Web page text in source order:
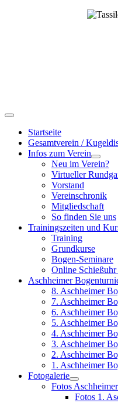
Startseite
Gesamtverein /
Infos zum Verein
Neu im Verein?
Virtueller
Vorstand
Vereinschronik
Mitgliedschaft
So finden Sie uns
Trainingszeiten und
Training
Grundkurse
Bogen-Seminare
Online
Aschheimer
8. Aschheimer
7. Aschheimer
6. Aschheimer
5. Aschheimer
4. Aschheimer
3. Aschheimer
2. Aschheimer
1. Aschheimer
Fotogalerie
Fotos
Fotos 1.